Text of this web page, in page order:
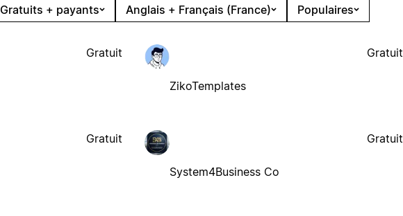
Gratuits + payants Anglais + Français (France) Populaires
Gratuit
ZikoTemplates
Gratuit
Gratuit
System4Business Co
Gratuit